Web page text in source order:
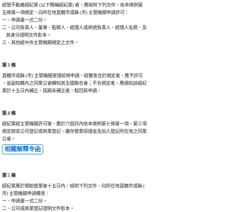
經營不動產經紀業 (以下簡稱經紀業) 者，應檢附下列文件，依本條例第
五條第一項規定，向所在地直轄市或縣 (市) 主管機關申請許可：
一、申請書一式二份。
二、公司負責人、董事、監察人、經理人或商號負責人、經理人名冊，及
    其身分證明文件影本。
第 3 條
直轄市或縣 (市) 主管機關受理前條申請，經審查合於規定者，應予許可
，並副知轄內之同業公會轉知其全國聯合會；不合規定者，應通知該經紀
業於十五日內補正，屆期未補正者，駁回其申請。
第 4 條
經紀業經主管機關許可後，應於六個月內依本條例第七條第一項、第三項
規定辦妥公司登記或商業登記、繳存營業保證金及加入登記所在地之同業
公會。
相關解釋令函
第 5 條
經紀業應於開始營業後十五日內，檢附下列文件，向所在地直轄市或縣 (
市) 主管機關申請備查：
一、申請書一式二份。
二、公司或商業登記證明文件影本。